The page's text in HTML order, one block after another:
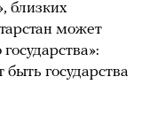
близких
может
государства